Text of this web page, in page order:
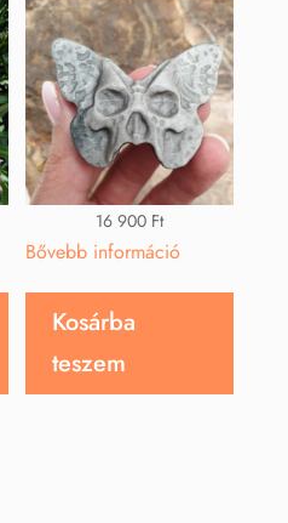
16 900 Ft
Bővebb információ
Kosárba
teszem